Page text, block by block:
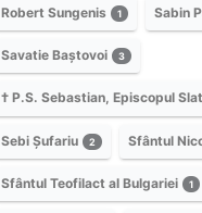
Robert Sungenis 1 Sabin
Savatie Baștovoi 3
† P.S. Sebastian, Episcopul
Sebi Șufariu 2 Sfântul
Sfântul Teofilact al Bulgariei 1